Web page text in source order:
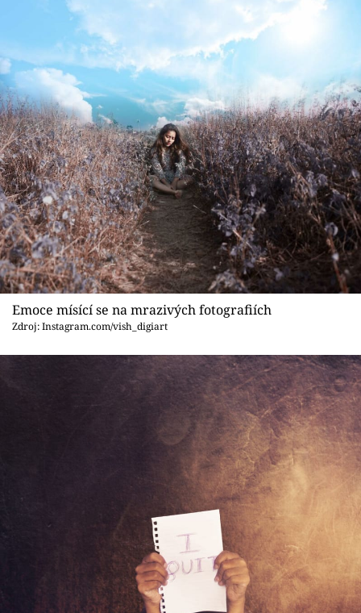
Emoce mísící se na mrazivých fotografiích
Zdroj: Instagram.com/vish_digiart